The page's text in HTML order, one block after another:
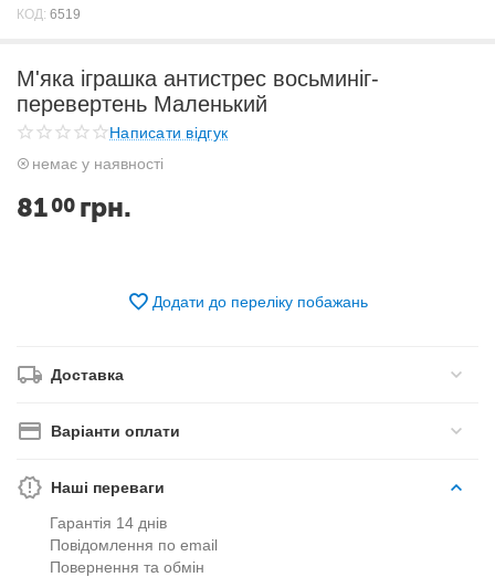
КОД: 6519
М'яка іграшка антистрес восьминіг-
перевертень Маленький
Написати відгук
немає у наявності
8100 грн.
Додати до переліку побажань
Доставка
Варіанти оплати
Наші переваги
Гарантія 14 днів
Повідомлення по email
Повернення та обмін